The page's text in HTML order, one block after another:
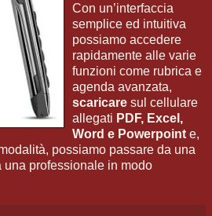
Con un’interfaccia
semplice ed intuitiva
possiamo accedere
rapidamente alle varie
funzioni come rubrica e
agenda avanzata,
scaricare sul cellulare
allegati PDF, Excel,
Word e Powerpoint e,
possiamo passare da una
professionale in modo